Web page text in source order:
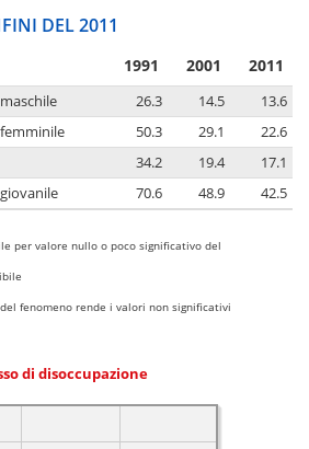
DEL 2011
1991 2001 2011
26.3 14.5
13.6
50.3 29.1
22.6
34.2 19.4
17.1
70.6 48.9 42.5
per valore nullo o poco significativo del
fenomeno rende i valori non significativi
di disoccupazione